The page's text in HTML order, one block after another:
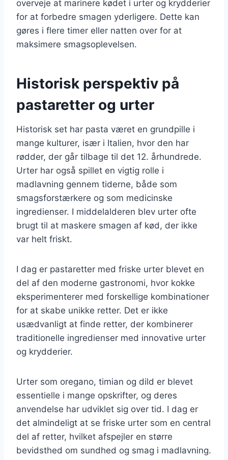
overveje at marinere kødet i urter og krydderier
for at forbedre smagen yderligere. Dette kan
gøres i flere timer eller natten over for at
maksimere smagsoplevelsen.
Historisk perspektiv på
pastaretter og urter
Historisk set har pasta været en grundpille i
mange kulturer, især i Italien, hvor den har
rødder, der går tilbage til det 12. århundrede.
Urter har også spillet en vigtig rolle i
madlavning gennem tiderne, både som
smagsforstærkere og som medicinske
ingredienser. I middelalderen blev urter ofte
brugt til at maskere smagen af kød, der ikke
var helt friskt.
I dag er pastaretter med friske urter blevet en
del af den moderne gastronomi, hvor kokke
eksperimenterer med forskellige kombinationer
for at skabe unikke retter. Det er ikke
usædvanligt at finde retter, der kombinerer
traditionelle ingredienser med innovative urter
og krydderier.
Urter som oregano, timian og dild er blevet
essentielle i mange opskrifter, og deres
anvendelse har udviklet sig over tid. I dag er
det almindeligt at se friske urter som en central
del af retter, hvilket afspejler en større
bevidsthed om sundhed og smag i madlavning.